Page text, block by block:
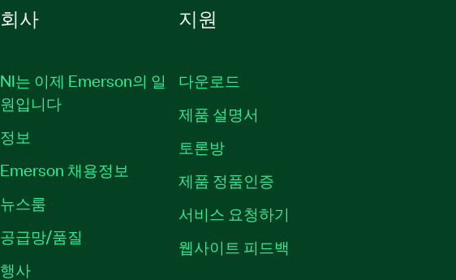
회사
NI는 이제 Emerson의 일
원입니다
정보
Emerson 채용정보
뉴스룸
공급망/품질
행사
지원
다운로드
제품 설명서
토론방
제품 정품인증
서비스 요청하기
웹사이트 피드백